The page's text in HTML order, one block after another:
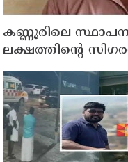
കണ്ണൂരിലെ
ലക്ഷത്തിന്റെ
സ്വദേശിയായ
തെങ്കാശിയിൽ